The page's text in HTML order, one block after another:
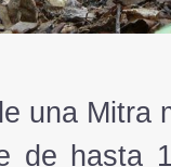
una Mitra
de hasta